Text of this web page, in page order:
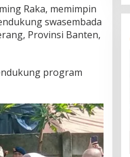
Raka, memimpin
swasembada
Provinsi Banten,
program